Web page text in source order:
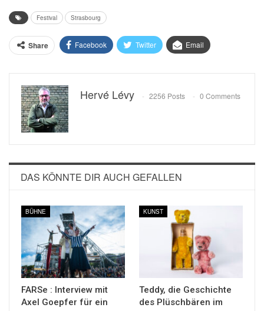
Festival Strasbourg
Share Facebook Twitter Email
Hervé Lévy 2256 Posts 0 Comments
DAS KÖNNTE DIR AUCH GEFALLEN
BÜHNE
FARSe : Interview mit
Axel Goepfer für ein
KUNST
Teddy, die Geschichte
des Plüschbären im